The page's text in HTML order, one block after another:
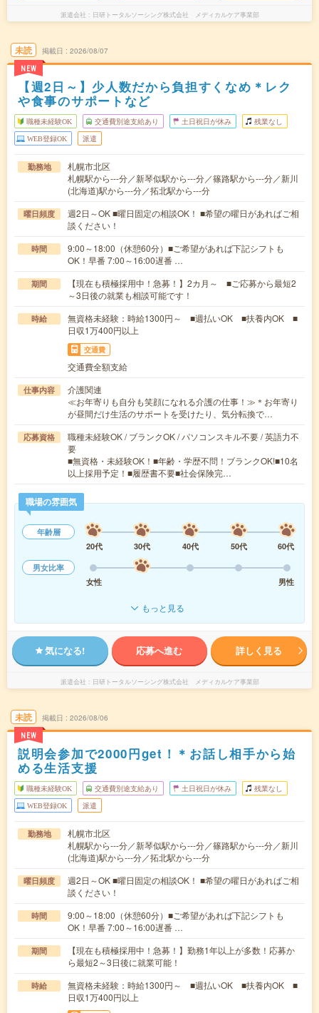
派遣会社 日研トータルソーシング株式会社 メディカルケア事業部
未読
NEW
掲載日 2026/08/07
【週2日～】少人数だから負担すくなめ＊レク
や食事のサポートなど
職種未経験OK 交通費別途支給あり 土日祝日が休み 残業なし
WEB登録OK 派遣
勤務地
札幌市北区
札幌駅から---分／新琴似駅から---分／篠路駅から---分／新川
(北海道)駅から---分／拓北駅から---分
曜日頻度
週2日～OK ■曜日固定の相談OK！ ■希望の曜日があればご相
談ください！
時間
9:00～18:00（休憩60分）■ご希望があれば下記シフトも
OK！早番 7:00～16:00遅番 …
期間
【現在も積極採用中！急募！】2カ月～ ■ご応募から最短2
～3日後の就業も相談可能です！
時給
無資格未経験：時給1300円～ ■週払いOK ■扶養内OK ■
日収1万400円以上
交通費
交通費全額支給
仕事内容
介護関連
≪お年寄りも自分も笑顔になれる介護の仕事！≫＊お年寄り
が昼間だけ生活のサポートを受けたり、気分転換で…
応募資格
職種未経験OK / ブランクOK / パソコンスキル不要 / 英語力不
要
■無資格・未経験OK！■年齢・学歴不問！ブランクOK!■10名
以上採用予定！■履歴書不要■社会保険完…
職場の雰囲気
年齢層
20代
30代 40代 50代
60代
男女比率
女性
男性
もっと見る
気になる! 応募へ進む 詳しく見る
派遣会社 日研トータルソーシング株式会社 メディカルケア事業部
未読
NEW
掲載日 2026/08/06
説明会参加で2000円get！＊お話し相手から始
める生活支援
職種未経験OK 交通費別途支給あり 土日祝日が休み 残業なし
WEB登録OK 派遣
勤務地
札幌市北区
札幌駅から---分／新琴似駅から---分／篠路駅から---分／新川
(北海道)駅から---分／拓北駅から---分
曜日頻度
週2日～OK ■曜日固定の相談OK！ ■希望の曜日があればご相
談ください！
時間
9:00～18:00（休憩60分）■ご希望があれば下記シフトも
OK！早番 7:00～16:00遅番 …
期間
【現在も積極採用中！急募！】勤務1年以上が多数！応募か
ら最短2～3日後に就業可能！
時給
無資格未経験：時給1300円～ ■週払いOK ■扶養内OK ■
日収1万400円以上